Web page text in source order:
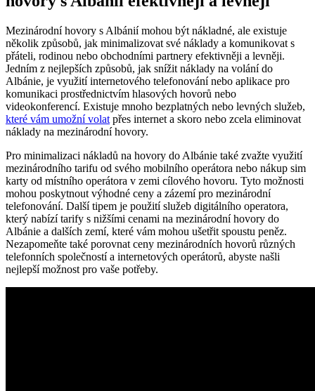
Mezinárodní hovory⁣ s Albánií ‍mohou být nákladné, ale existuje
⁣několik způsobů, jak minimalizovat své náklady a komunikovat s
přáteli, rodinou nebo obchodními partnery efektivněji a levněji.
Jedním z nejlepších způsobů, jak snížit náklady ⁣na volání do
Albánie, je využití internetového telefonování nebo aplikace pro
komunikaci prostřednictvím hlasových hovorů nebo
videokonferencí. Existuje ⁢mnoho bezplatných nebo levných služeb,
které vám umožní volat přes internet a skoro nebo zcela eliminovat
náklady na mezinárodní hovory.
Pro minimalizaci ⁣nákladů na ​hovory do Albánie také zvažte využití
mezinárodního tarifu od svého mobilního operátora nebo ⁤nákup sim‌
karty od ⁢místního operátora v zemi cílového hovoru. Tyto ⁤možnosti
mohou⁣ poskytnout​ výhodné ceny a zázemí pro mezinárodní
telefonování.‍ Další⁢ tipem je použití služeb digitálního operatora,
který ⁤nabízí tarify s nižšími cenami na mezinárodní hovory do
⁣Albánie a dalších zemí, které vám mohou ušetřit spoustu ⁢peněz.
Nezapomeňte také⁤ porovnat ceny mezinárodních⁤ hovorů různých
telefonních společností a⁣ internetových operátorů, ‌abyste našli
nejlepší možnost pro⁣ vaše potřeby.